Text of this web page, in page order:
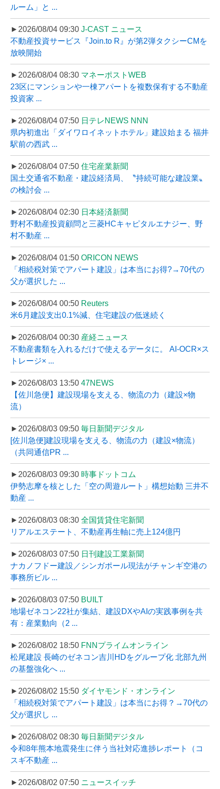
ルーム」と ...
►2026/08/04 09:30 J-CAST ニュース
不動産投資サービス『Join.to R』が第2弾タクシーCMを
放映開始
►2026/08/04 08:30 マネーポストWEB
23区にマンションや一棟アパートを複数保有する不動産
投資家 ...
►2026/08/04 07:50 日テレNEWS NNN
県内初進出「ダイワロイネットホテル」建設始まる 福井
駅前の西武 ...
►2026/08/04 07:50 住宅産業新聞
国土交通省不動産・建設経済局、〝持続可能な建設業〟
の検討会 ...
►2026/08/04 02:30 日本経済新聞
野村不動産投資顧問と三菱HCキャピタルエナジー、野
村不動産 ...
►2026/08/04 01:50 ORICON NEWS
「相続税対策でアパート建設」は本当にお得?→70代の
父が選択した ...
►2026/08/04 00:50 Reuters
米6月建設支出0.1%減、住宅建設の低迷続く
►2026/08/04 00:30 産経ニュース
不動産書類を入れるだけで使えるデータに。 AI-OCR×ス
トレージ× ...
►2026/08/03 13:50 47NEWS
【佐川急便】建設現場を支える、物流の力（建設×物
流）
►2026/08/03 09:50 毎日新聞デジタル
[佐川急便]建設現場を支える、物流の力（建設×物流）
（共同通信PR ...
►2026/08/03 09:30 時事ドットコム
伊勢志摩を核とした「空の周遊ルート」構想始動 三井不
動産 ...
►2026/08/03 08:30 全国賃貸住宅新聞
リアルエステート、不動産再生軸に売上124億円
►2026/08/03 07:50 日刊建設工業新聞
ナカノフドー建設／シンガポール現法がチャンギ空港の
事務所ビル ...
►2026/08/03 07:50 BUILT
地場ゼネコン22社が集結、建設DXやAIの実践事例を共
有：産業動向（2 ...
►2026/08/02 18:50 FNNプライムオンライン
松尾建設 長崎のゼネコン吉川HDをグループ化 北部九州
の基盤強化へ ...
►2026/08/02 15:50 ダイヤモンド・オンライン
「相続税対策でアパート建設」は本当にお得？→70代の
父が選択し ...
►2026/08/02 08:30 毎日新聞デジタル
令和8年熊本地震発生に伴う当社対応進捗レポート（コ
スギ不動産 ...
►2026/08/02 07:50 ニュースイッチ